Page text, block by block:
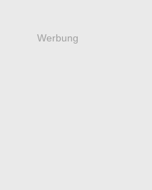
Werbung